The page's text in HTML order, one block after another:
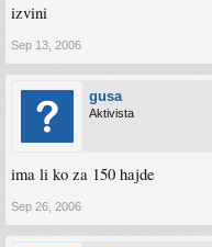
izvini
Sep 13, 2006
gusa
Aktivista
ima li ko za 150 hajde
Sep 26, 2006